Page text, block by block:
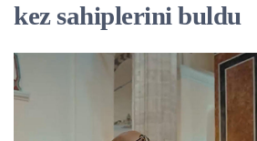
kez sahiplerini buldu